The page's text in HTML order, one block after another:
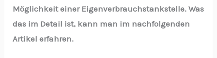
Möglichkeit einer Eigenverbrauchstankstelle. Was
das im Detail ist, kann man im nachfolgenden
Artikel erfahren.